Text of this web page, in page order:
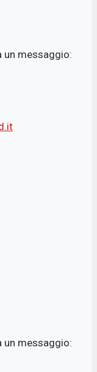
un messaggio:
un messaggio: